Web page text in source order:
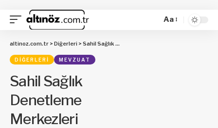
Aa
altinoz.com.tr > Diğerleri > Sahil Sağlık Denetleme Merkezleri Yönetmeliğinde Değişiklik Yapılmasına Dair Yönetmelik
DIĞERLERI MEVZUAT
Sahil Sağlık
Denetleme
Merkezleri